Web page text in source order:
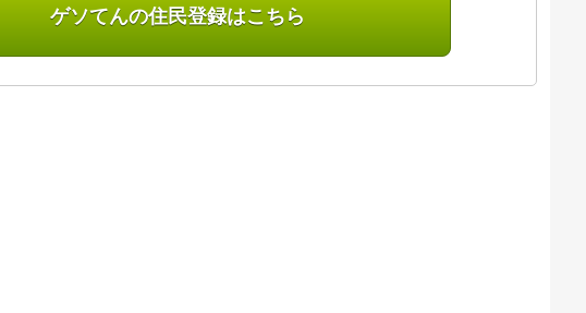
ゲソてんの住民登録はこちら